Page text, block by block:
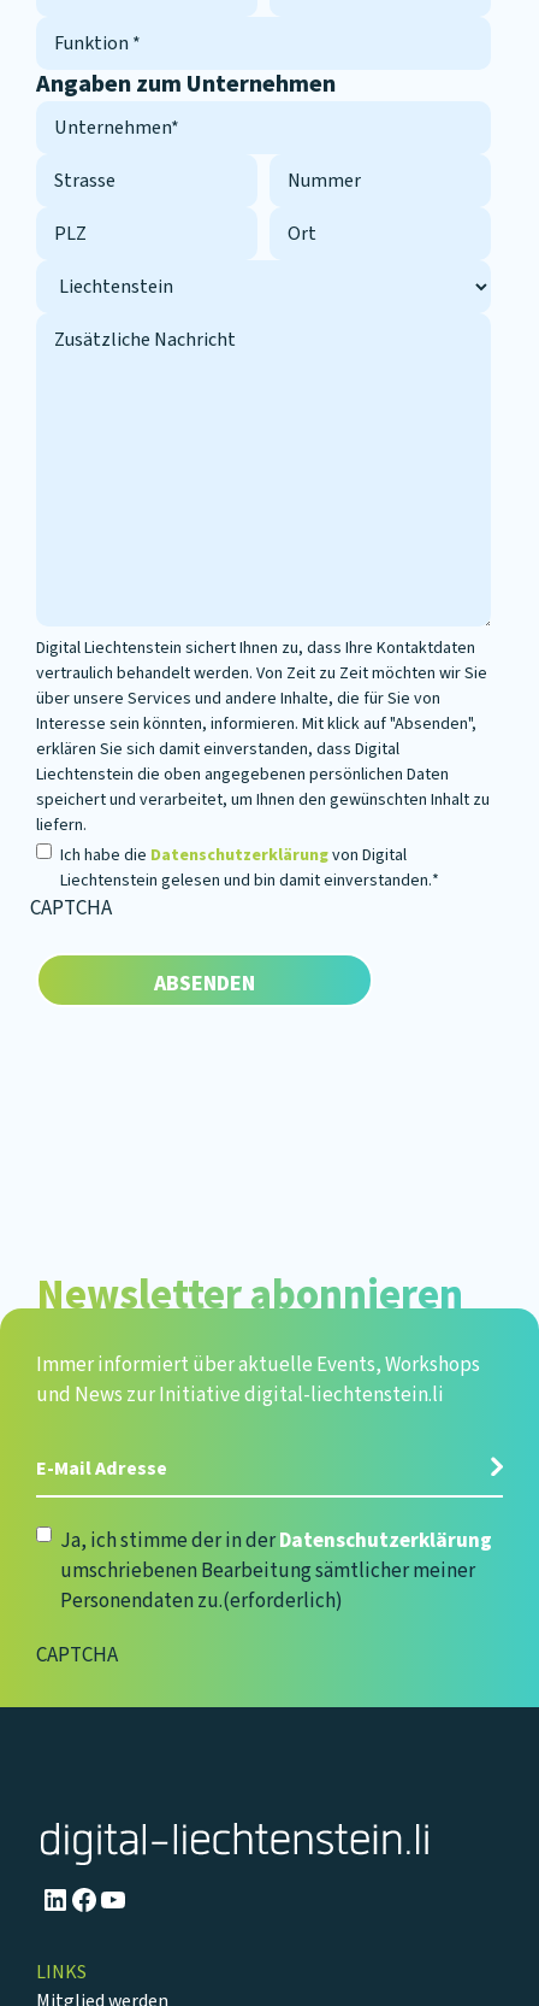
Angaben zum Unternehmen
Unternehmen
Strasse Nummer
PLZ Ort
Funktion
Address
Land
Zusätzliche
Digital Liechtenstein sichert Ihnen zu, dass Ihre Kontaktdaten
vertraulich behandelt werden. Von Zeit zu Zeit möchten wir Sie
über unsere Services und andere Inhalte, die für Sie von
Interesse sein könnten, informieren. Mit klick auf "Absenden",
erklären Sie sich damit einverstanden, dass Digital
Liechtenstein die oben angegebenen persönlichen Daten
speichert und verarbeitet, um Ihnen den gewünschten Inhalt zu
liefern.
Privacy*
Ich habe die Datenschutzerklärungvon Digital
Liechtenstein gelesen und bin damit einverstanden.*
CAPTCHA
Newsletter abonnieren
Immer informiert über aktuelle Events, Workshops
und News zur Initiative digital-liechtenstein.li
Datenschutzerklärung(erforderlich)
Ja, ich stimme der in derDatenschutzerklärung
umschriebenen Bearbeitung sämtlicher meiner
Personendaten zu.(erforderlich)
CAPTCHA
LinkedIn
Facebook
YouTube
LINKS